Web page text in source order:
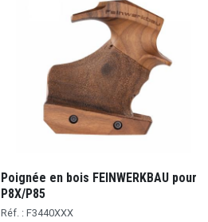
Poignée en bois FEINWERKBAU pour
P8X/P85
Réf. : F3440XXX